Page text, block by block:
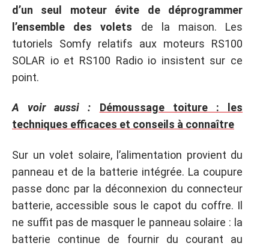
d’un seul moteur évite de déprogrammer
l’ensemble des volets de la maison. Les
tutoriels Somfy relatifs aux moteurs RS100
SOLAR io et RS100 Radio io insistent sur ce
point.
A voir aussi :
Démoussage toiture : les
techniques efficaces et conseils à connaître
Sur un volet solaire, l’alimentation provient du
panneau et de la batterie intégrée. La coupure
passe donc par la déconnexion du connecteur
batterie, accessible sous le capot du coffre. Il
ne suffit pas de masquer le panneau solaire : la
batterie continue de fournir du courant au